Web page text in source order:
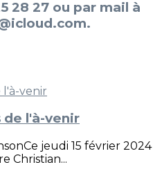
28 27 ou par mail à
.
de l'à-venir
jeudi 15 février 2024
Christian...